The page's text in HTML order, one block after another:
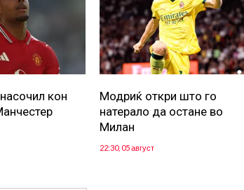
кон
Модриќ откри што го
натерало да остане во
Милан
22:30, 05 август